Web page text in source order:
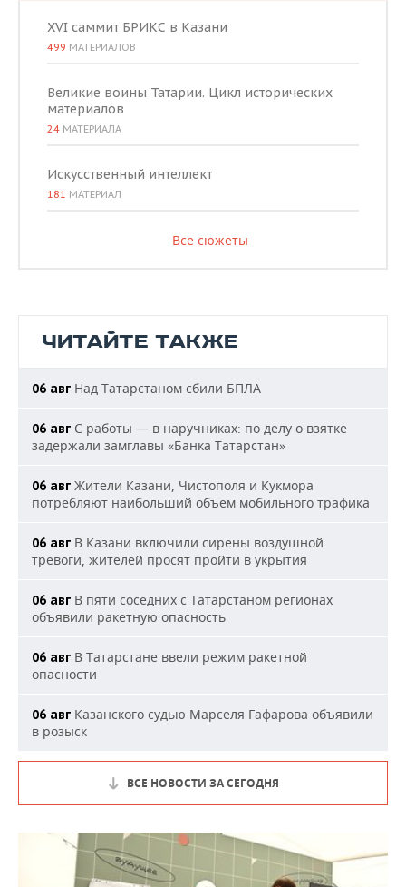
XVI саммит БРИКС в Казани
499 МАТЕРИАЛОВ
Великие воины Татарии. Цикл исторических
материалов
24 МАТЕРИАЛА
Искусственный интеллект
181 МАТЕРИАЛ
Все сюжеты
ЧИТАЙТЕ ТАКЖЕ
06 авг Над Татарстаном сбили БПЛА
06 авг С работы — в наручниках: по делу о взятке
задержали замглавы «Банка Татарстан»
06 авг Жители Казани, Чистополя и Кукмора
потребляют наибольший объем мобильного трафика
06 авг В Казани включили сирены воздушной
тревоги, жителей просят пройти в укрытия
06 авг В пяти соседних с Татарстаном регионах
объявили ракетную опасность
06 авг В Татарстане ввели режим ракетной
опасности
06 авг Казанского судью Марселя Гафарова объявили
в розыск
ВСЕ НОВОСТИ ЗА СЕГОДНЯ